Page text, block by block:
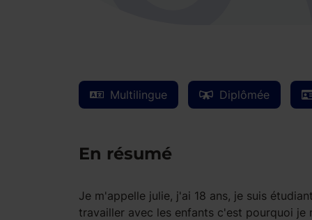
Multilingue Diplômée
En résumé
Je m'appelle julie, j'ai 18 ans, je suis
travailler avec les enfants c'est pourquoi